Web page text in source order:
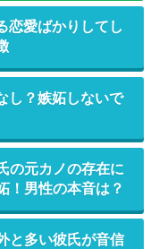
恋愛ばかりしてし
し？嫉妬しないで
の元カノの存在に
！男性の本音は？
と多い彼氏が音信